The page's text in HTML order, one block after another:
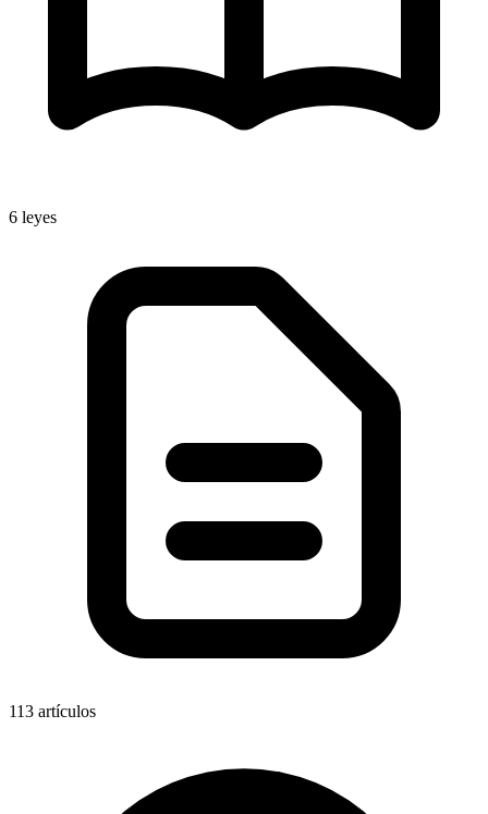
6 leyes
113 artículos